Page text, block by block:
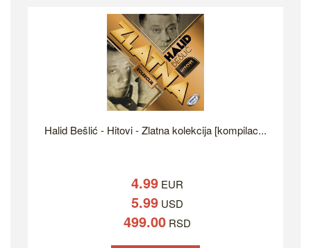
Halid Bešlić - Hitovi - Zlatna kolekcija [kompilac...
4.99 EUR
5.99 USD
499.00 RSD